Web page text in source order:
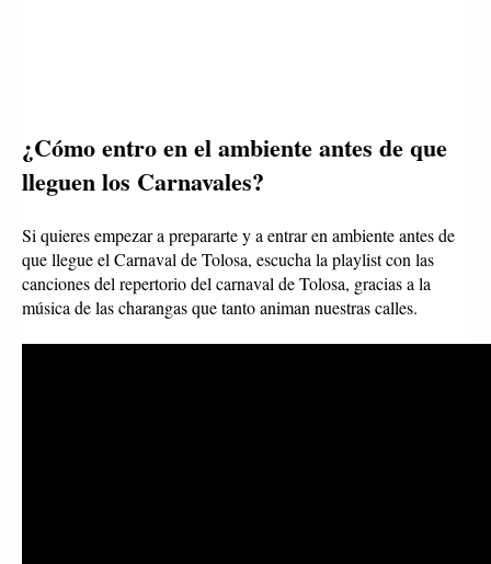
¿Cómo entro en el ambiente antes de que
lleguen los Carnavales?
Si quieres empezar a prepararte y a entrar en ambiente antes de
que llegue el Carnaval de Tolosa, escucha la playlist con las
canciones del repertorio del carnaval de Tolosa, gracias a la
música de las charangas que tanto animan nuestras calles.